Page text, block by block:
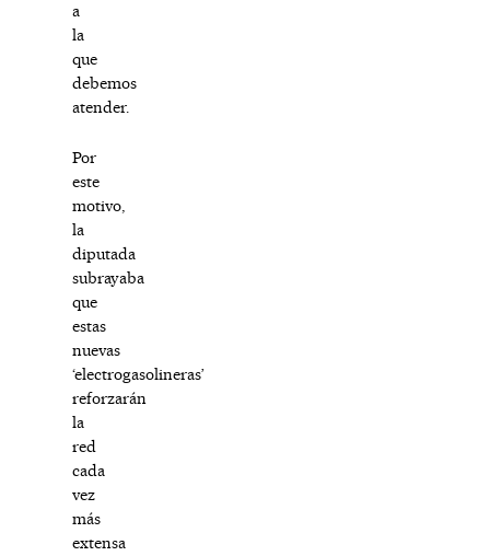
a
la
que
debemos
atender.
Por
este
motivo,
la
diputada
subrayaba
que
estas
nuevas
‘electrogasolineras’
reforzarán
la
red
cada
vez
más
extensa